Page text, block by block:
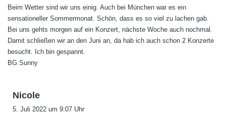
t
:
Beim Wetter sind wir uns einig. Auch bei München war es ein
sensationeller Sommermonat. Schön, dass es so viel zu lachen gab.
Bei uns gehts morgen auf ein Konzert, nächste Woche auch nochmal.
Damit schließen wir an den Juni an, da hab ich auch schon 2 Konzerte
besucht. Ich bin gespannt.
BG Sunny
Nicole
a
5. Juli 2022 um 9:07 Uhr